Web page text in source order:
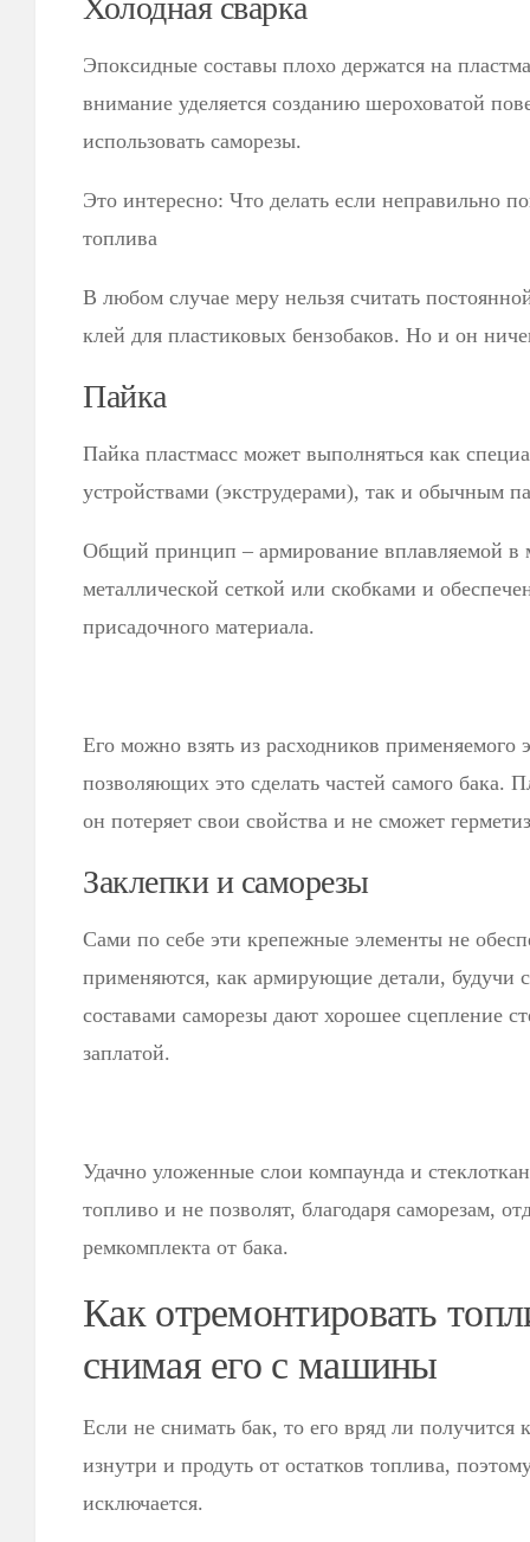
Холодная сварка
Эпоксидные составы плохо держатся на
внимание уделяется созданию шероховатой
использовать саморезы.
Это интересно: Что делать если неправильно
топлива
В любом случае меру нельзя считать
клей для пластиковых бензобаков. Но и он
Пайка
Пайка пластмасс может выполняться как
устройствами (экструдерами), так и обычным
Общий принцип – армирование вплавляемой в
металлической сеткой или скобками и
присадочного материала.
Его можно взять из расходников применяемого
позволяющих это сделать частей самого бака.
он потеряет свои свойства и не сможет
Заклепки и саморезы
Сами по себе эти крепежные элементы не
применяются, как армирующие детали, будучи
составами саморезы дают хорошее сцепление
заплатой.
Удачно уложенные слои компаунда и
топливо и не позволят, благодаря саморезам,
ремкомплекта от бака.
Как отремонтировать
снимая его с машины
Если не снимать бак, то его вряд ли получится
изнутри и продуть от остатков топлива,
исключается.